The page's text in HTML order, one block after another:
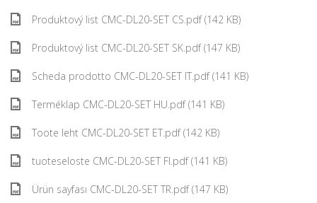
Produktový list CMC-DL20-SET CS.pdf (142 KB)
Produktový list CMC-DL20-SET SK.pdf (147 KB)
Scheda prodotto CMC-DL20-SET IT.pdf (141 KB)
Terméklap CMC-DL20-SET HU.pdf (141 KB)
Toote leht CMC-DL20-SET ET.pdf (142 KB)
tuoteseloste CMC-DL20-SET FI.pdf (141 KB)
Ürün sayfası CMC-DL20-SET TR.pdf (147 KB)